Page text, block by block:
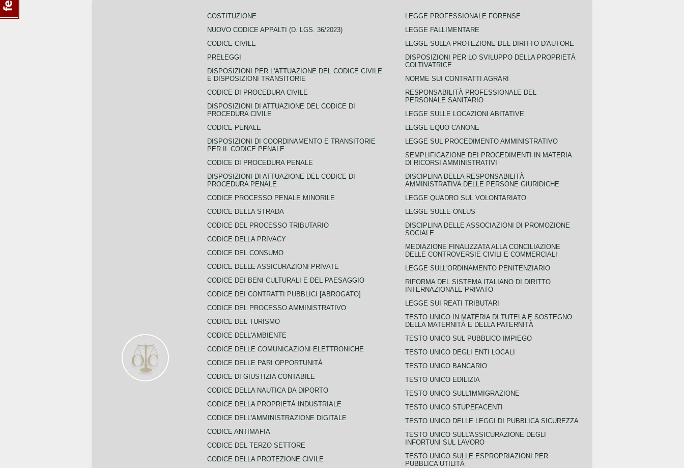
COSTITUZIONE
NUOVO CODICE APPALTI (D. LGS. 36/2023)
CODICE CIVILE
PRELEGGI
DISPOSIZIONI PER L'ATTUAZIONE DEL CODICE CIVILE
E DISPOSIZIONI TRANSITORIE
CODICE DI PROCEDURA CIVILE
DISPOSIZIONI DI ATTUAZIONE DEL CODICE DI
PROCEDURA CIVILE
CODICE PENALE
DISPOSIZIONI DI COORDINAMENTO E TRANSITORIE
PER IL CODICE PENALE
CODICE DI PROCEDURA PENALE
DISPOSIZIONI DI ATTUAZIONE DEL CODICE DI
PROCEDURA PENALE
CODICE PROCESSO PENALE MINORILE
CODICE DELLA STRADA
CODICE DEL PROCESSO TRIBUTARIO
CODICE DELLA PRIVACY
CODICE DEL CONSUMO
CODICE DELLE ASSICURAZIONI PRIVATE
CODICE DEI BENI CULTURALI E DEL PAESAGGIO
CODICE DEI CONTRATTI PUBBLICI [ABROGATO]
CODICE DEL PROCESSO AMMINISTRATIVO
CODICE DEL TURISMO
CODICE DELL'AMBIENTE
CODICE DELLE COMUNICAZIONI ELETTRONICHE
CODICE DELLE PARI OPPORTUNITÀ
CODICE DI GIUSTIZIA CONTABILE
CODICE DELLA NAUTICA DA DIPORTO
CODICE DELLA PROPRIETÀ INDUSTRIALE
CODICE DELL'AMMINISTRAZIONE DIGITALE
CODICE ANTIMAFIA
CODICE DEL TERZO SETTORE
CODICE DELLA PROTEZIONE CIVILE
LEGGE PROFESSIONALE FORENSE
LEGGE FALLIMENTARE
LEGGE SULLA PROTEZIONE DEL DIRITTO D'AUTORE
DISPOSIZIONI PER LO SVILUPPO DELLA PROPRIETÀ
COLTIVATRICE
NORME SUI CONTRATTI AGRARI
RESPONSABILITÀ PROFESSIONALE DEL
PERSONALE SANITARIO
LEGGE SULLE LOCAZIONI ABITATIVE
LEGGE EQUO CANONE
LEGGE SUL PROCEDIMENTO AMMINISTRATIVO
SEMPLIFICAZIONE DEI PROCEDIMENTI IN MATERIA
DI RICORSI AMMINISTRATIVI
DISCIPLINA DELLA RESPONSABILITÀ
AMMINISTRATIVA DELLE PERSONE GIURIDICHE
LEGGE QUADRO SUL VOLONTARIATO
LEGGE SULLE ONLUS
DISCIPLINA DELLE ASSOCIAZIONI DI PROMOZIONE
SOCIALE
MEDIAZIONE FINALIZZATA ALLA CONCILIAZIONE
DELLE CONTROVERSIE CIVILI E COMMERCIALI
LEGGE SULL'ORDINAMENTO PENITENZIARIO
RIFORMA DEL SISTEMA ITALIANO DI DIRITTO
INTERNAZIONALE PRIVATO
LEGGE SUI REATI TRIBUTARI
TESTO UNICO IN MATERIA DI TUTELA E SOSTEGNO
DELLA MATERNITÀ E DELLA PATERNITÀ
TESTO UNICO SUL PUBBLICO IMPIEGO
TESTO UNICO DEGLI ENTI LOCALI
TESTO UNICO BANCARIO
TESTO UNICO EDILIZIA
TESTO UNICO SULL'IMMIGRAZIONE
TESTO UNICO STUPEFACENTI
TESTO UNICO DELLE LEGGI DI PUBBLICA SICUREZZA
TESTO UNICO SULL'ASSICURAZIONE DEGLI
INFORTUNI SUL LAVORO
TESTO UNICO SULLE ESPROPRIAZIONI PER
PUBBLICA UTILITÀ